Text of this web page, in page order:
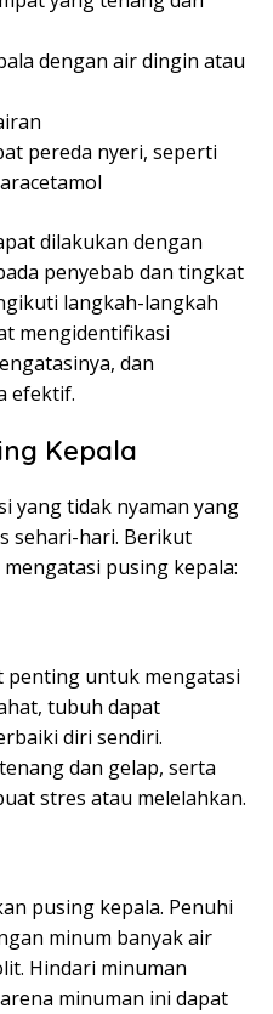
dengan air dingin atau
pereda nyeri, seperti
dilakukan dengan
penyebab dan tingkat
langkah-langkah
mengidentifikasi
dan
efektif.
Kepala
yang tidak nyaman yang
sehari-hari. Berikut
pusing kepala:
penting untuk mengatasi
tubuh dapat
diri sendiri.
dan gelap, serta
stres atau melelahkan.
pusing kepala. Penuhi
minum banyak air
Hindari minuman
minuman ini dapat